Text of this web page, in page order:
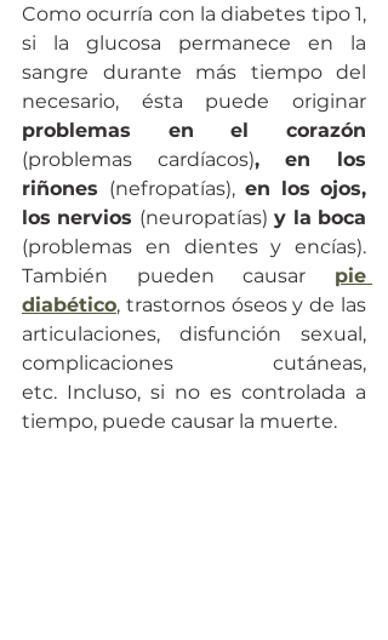
Como ocurría con la diabetes tipo 1,
si la glucosa permanece en la
sangre durante más tiempo del
(problemas cardíacos), en los
riñones (nefropatías), en los ojos,
los nervios (neuropatías) y la boca
(problemas en dientes y encías).
También pueden causar pie
diabético, trastornos óseos y de las
articulaciones, disfunción sexual,
complicaciones cutáneas,
etc. Incluso, si no es controlada a
tiempo, puede causar la muerte.